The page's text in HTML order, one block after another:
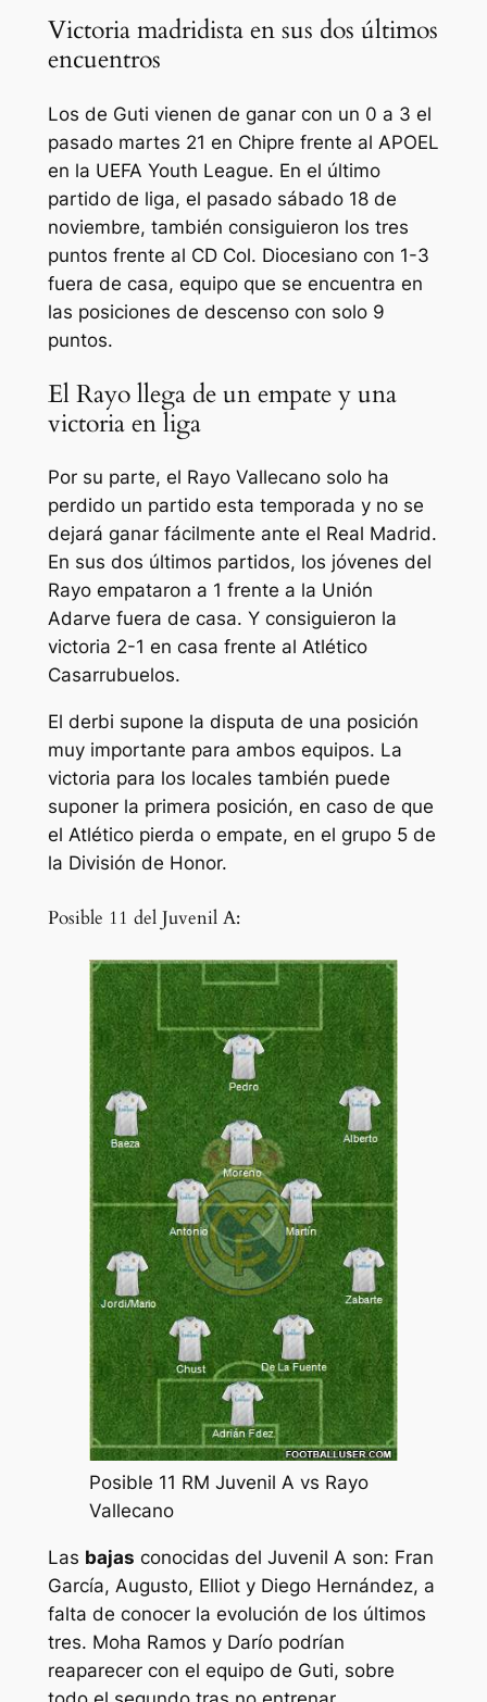
Victoria madridista en sus dos últimos
encuentros
Los de Guti vienen de ganar con un 0 a 3 el
pasado martes 21 en Chipre frente al APOEL
en la UEFA Youth League. En el último
partido de liga, el pasado sábado 18 de
noviembre, también consiguieron los tres
puntos frente al CD Col. Diocesiano con 1-3
fuera de casa, equipo que se encuentra en
las posiciones de descenso con solo 9
puntos.
El Rayo llega de un empate y una
victoria en liga
Por su parte, el Rayo Vallecano solo ha
perdido un partido esta temporada y no se
dejará ganar fácilmente ante el Real Madrid.
En sus dos últimos partidos, los jóvenes del
Rayo empataron a 1 frente a la Unión
Adarve fuera de casa. Y consiguieron la
victoria 2-1 en casa frente al Atlético
Casarrubuelos.
El derbi supone la disputa de una posición
muy importante para ambos equipos. La
victoria para los locales también puede
suponer la primera posición, en caso de que
el Atlético pierda o empate, en el grupo 5 de
la División de Honor.
Posible 11 del Juvenil A:
Posible 11 RM Juvenil A vs Rayo
Vallecano
Las bajas conocidas del Juvenil A son: Fran
García, Augusto, Elliot y Diego Hernández, a
falta de conocer la evolución de los últimos
tres. Moha Ramos y Darío podrían
reaparecer con el equipo de Guti, sobre